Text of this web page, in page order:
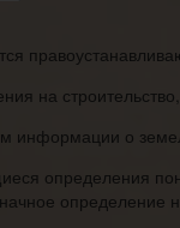
на
информации о
определения